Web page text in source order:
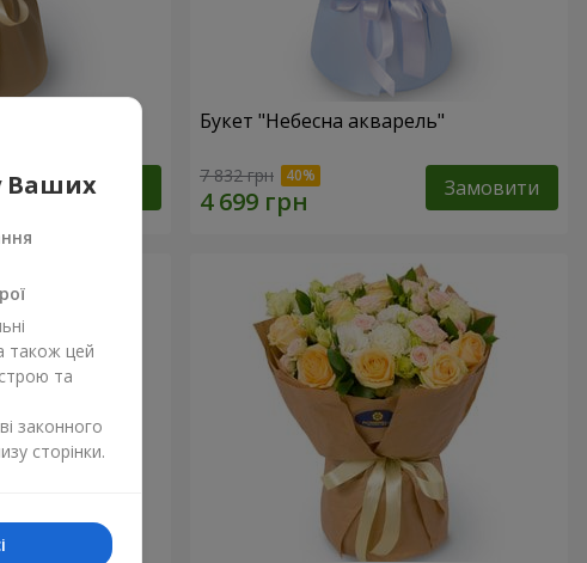
Замовити
Букет "Небесна акварель"
7 832 грн Замовити
Ваших
також цей
та
законного
сторінки.